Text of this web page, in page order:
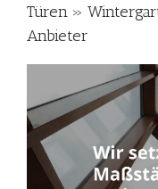
Türen »
Anbieter